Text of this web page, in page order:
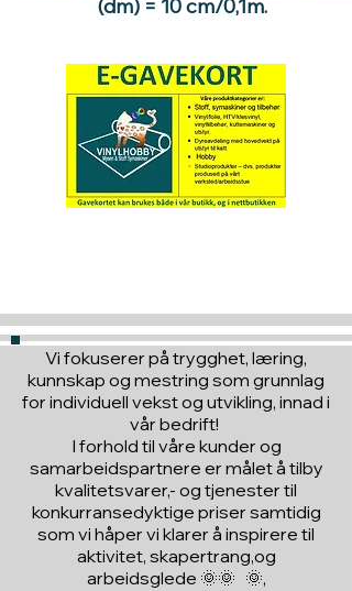
(dm) = 10 cm/0,1m.
Vi fokuserer på trygghet, læring,
kunnskap og mestring som grunnlag
for individuell vekst og utvikling, innad i
vår bedrift!
I forhold til våre kunder og
samarbeidspartnere er målet å tilby
kvalitetsvarer,- og tjenester til
konkurransedyktige priser samtidig
som vi håper vi klarer å inspirere til
aktivitet, skapertrang,og
arbeidsglede 🌞🌞 🌞,